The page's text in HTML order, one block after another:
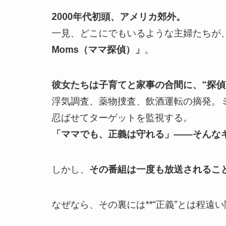
2000年代初頭、アメリカ郊外。
一見、どこにでもいるような主婦たち
Moms（ママ探偵）」
。
彼女たちは子育てと家事の合間に、“探偵
浮気調査、薬物捜査、飲酒運転の摘発
忍ばせてターゲットを監視する。
「ママでも、正義は守れる」――そんな
しかし、 その番組は一度も放送されるこ
なぜなら、その裏には**“正義”とは程遠